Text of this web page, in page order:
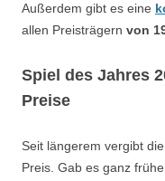
Außerdem gibt es eine
allen Preisträgern von
Spiel des Jahres
Preise
Seit längerem vergibt
Preis. Gab es ganz